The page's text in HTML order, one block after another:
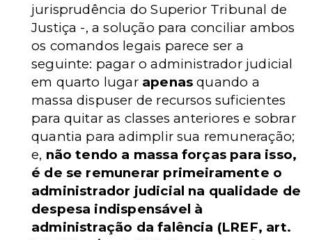
jurisprudência do Superior Tribunal de
Justiça -, a solução para conciliar ambos
os comandos legais parece ser a
seguinte: pagar o administrador judicial
em quarto lugar apenas quando a
massa dispuser de recursos suficientes
para quitar as classes anteriores e sobrar
quantia para adimplir sua remuneração;
e, não tendo a massa forças para isso,
é de se remunerar primeiramente o
administrador judicial na qualidade de
despesa indispensável à
administração da falência (LREF, art.